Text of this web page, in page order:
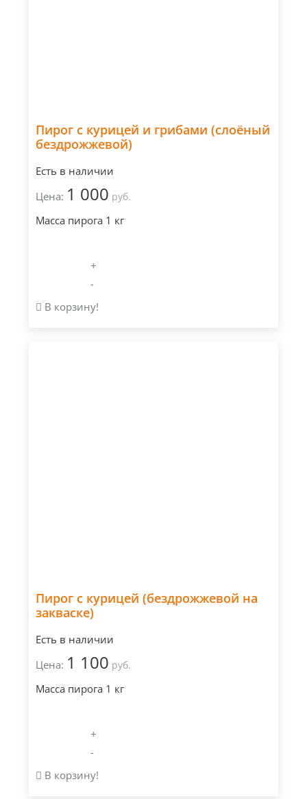
Пирог с курицей и грибами (слоёный
бездрожжевой)
Есть в наличии
Цена: 1 000 руб.
Масса пирога 1 кг
+
-
В корзину!
Пирог с курицей (бездрожжевой на
закваске)
Есть в наличии
Цена: 1 100 руб.
Масса пирога 1 кг
+
-
В корзину!